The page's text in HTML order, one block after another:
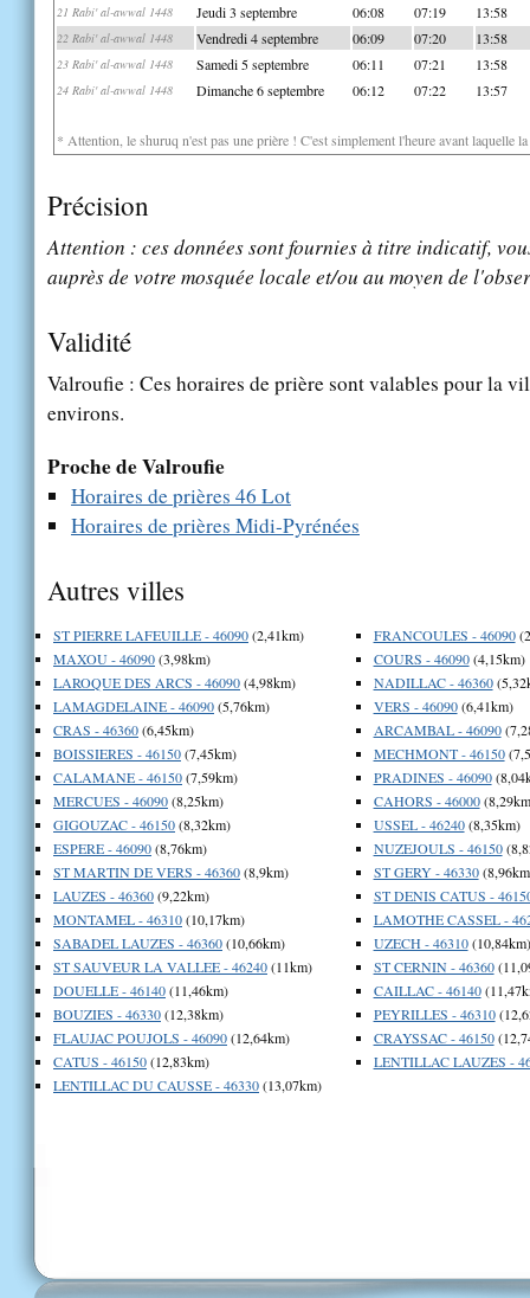
21 Rabi' al-awwal 1448 Jeudi 3 septembre 06:08 07:19 13:58
22 Rabi' al-awwal 1448 Vendredi 4 septembre 06:09 07:20 13:58
23 Rabi' al-awwal 1448 Samedi 5 septembre 06:11 07:21 13:58
24 Rabi' al-awwal 1448 Dimanche 6 septembre 06:12 07:22 13:57
* Attention, le shuruq n'est pas une prière ! C'est simplement l'heure avant laquelle
Précision
Attention : ces données sont fournies à titre indicatif,
auprès de votre mosquée locale et/ou au moyen de
Validité
Valroufie : Ces horaires de prière sont valables pour la
environs.
Proche de Valroufie
Horaires de prières 46 Lot
Horaires de prières Midi-Pyrénées
Autres villes
ST PIERRE LAFEUILLE - 46090(2,41km)
MAXOU - 46090(3,98km)
LAROQUE DES ARCS - 46090(4,98km)
LAMAGDELAINE - 46090(5,76km)
CRAS - 46360(6,45km)
BOISSIERES - 46150(7,45km)
CALAMANE - 46150(7,59km)
MERCUES - 46090(8,25km)
GIGOUZAC - 46150(8,32km)
ESPERE - 46090(8,76km)
ST MARTIN DE VERS - 46360(8,9km)
LAUZES - 46360(9,22km)
MONTAMEL - 46310(10,17km)
SABADEL LAUZES - 46360(10,66km)
ST SAUVEUR LA VALLEE - 46240(11km)
DOUELLE - 46140(11,46km)
BOUZIES - 46330(12,38km)
FLAUJAC POUJOLS - 46090(12,64km)
CATUS - 46150(12,83km)
LENTILLAC DU CAUSSE - 46330(13,07km)
FRANCOULES - 46090
COURS - 46090(4,15km)
NADILLAC - 46360
VERS - 46090(6,41km)
ARCAMBAL - 46090
MECHMONT - 46150
PRADINES - 46090
CAHORS - 46000
USSEL - 46240(8,35km)
NUZEJOULS - 46150
ST GERY - 46330
ST DENIS CATUS -
LAMOTHE CASSEL -
UZECH - 46310(10,84km)
ST CERNIN - 46360
CAILLAC - 46140
PEYRILLES - 46310
CRAYSSAC - 46150
LENTILLAC LAUZES -